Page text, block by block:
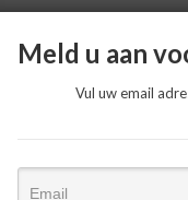
Meld u aan
Vul uw email